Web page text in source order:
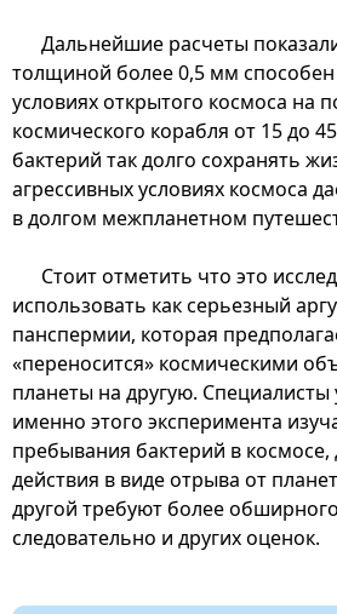
Дальнейшие расчеты
толщиной более 0,5 мм способен
условиях открытого космоса на
космического корабля от 15 до
бактерий так долго сохранять
агрессивных условиях космоса
в долгом межпланетном
Стоит отметить что это
использовать как серьезный
панспермии, которая
«переносится» космическими
планеты на другую. Специалисты
именно этого эксперимента
пребывания бактерий в
действия в виде отрыва от
другой требуют более
следовательно и других оценок.